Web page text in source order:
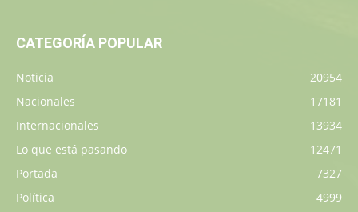
CATEGORÍA POPULAR
Noticia
20954
Nacionales
17181
Internacionales
13934
Lo que está pasando
12471
Portada
7327
Política
4999